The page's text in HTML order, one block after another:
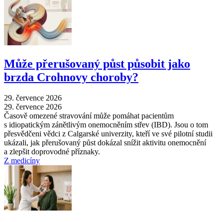
Může přerušovaný půst působit jako
brzda Crohnovy choroby?
29. července 2026
29. července 2026
Časově omezené stravování může pomáhat pacientům
s idiopatickým zánětlivým onemocněním střev (IBD). Jsou o tom
přesvědčeni vědci z Calgarské univerzity, kteří ve své pilotní studii
ukázali, jak přerušovaný půst dokázal snížit aktivitu onemocnění
a zlepšit doprovodné příznaky.
Z medicíny